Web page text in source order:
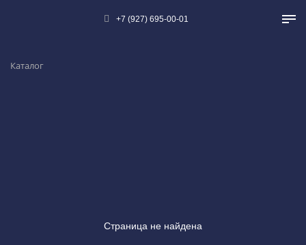
+7 (927) 695-00-01
Каталог
Страница не найдена